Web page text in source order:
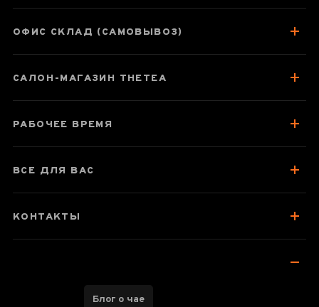
Паспорт товара
ОФИС СКЛАД (САМОВЫВОЗ)
САЛОН-МАГАЗИН THETEA
РАБОЧЕЕ ВРЕМЯ
ВСЕ ДЛЯ ВАС
КОНТАКТЫ
Блог о чае